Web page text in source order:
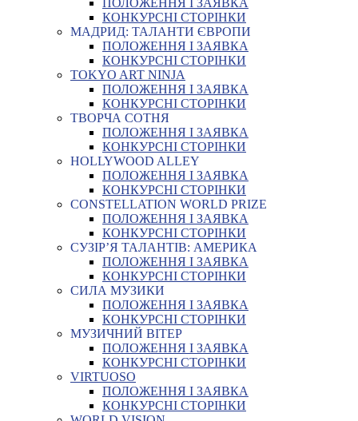
ПОЛОЖЕННЯ І ЗАЯВКА
КОНКУРСНІ СТОРІНКИ
МАДРИД: ТАЛАНТИ ЄВРОПИ
ПОЛОЖЕННЯ І ЗАЯВКА
КОНКУРСНІ СТОРІНКИ
TOKYO ART NINJA
ПОЛОЖЕННЯ І ЗАЯВКА
КОНКУРСНІ СТОРІНКИ
ТВОРЧА СОТНЯ
ПОЛОЖЕННЯ І ЗАЯВКА
КОНКУРСНІ СТОРІНКИ
HOLLYWOOD ALLEY
ПОЛОЖЕННЯ І ЗАЯВКА
КОНКУРСНІ СТОРІНКИ
CONSTELLATION WORLD PRIZE
ПОЛОЖЕННЯ І ЗАЯВКА
КОНКУРСНІ СТОРІНКИ
СУЗІР’Я ТАЛАНТІВ: АМЕРИКА
ПОЛОЖЕННЯ І ЗАЯВКА
КОНКУРСНІ СТОРІНКИ
СИЛА МУЗИКИ
ПОЛОЖЕННЯ І ЗАЯВКА
КОНКУРСНІ СТОРІНКИ
МУЗИЧНИЙ ВІТЕР
ПОЛОЖЕННЯ І ЗАЯВКА
КОНКУРСНІ СТОРІНКИ
VIRTUOSO
ПОЛОЖЕННЯ І ЗАЯВКА
КОНКУРСНІ СТОРІНКИ